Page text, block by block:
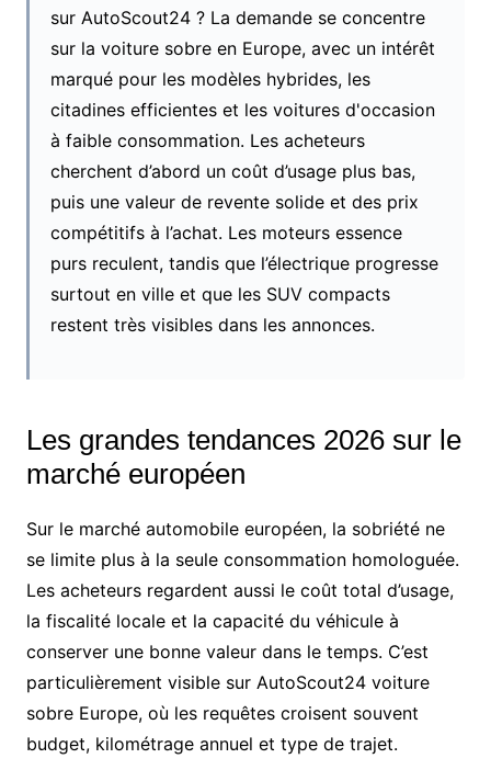
sur AutoScout24 ? La demande se concentre
sur la voiture sobre en Europe, avec un intérêt
marqué pour les modèles hybrides, les
citadines efficientes et les voitures d'occasion
à faible consommation. Les acheteurs
cherchent d’abord un coût d’usage plus bas,
puis une valeur de revente solide et des prix
compétitifs à l’achat. Les moteurs essence
purs reculent, tandis que l’électrique progresse
surtout en ville et que les SUV compacts
restent très visibles dans les annonces.
Les grandes tendances 2026 sur le
marché européen
Sur le marché automobile européen, la sobriété ne
se limite plus à la seule consommation homologuée.
Les acheteurs regardent aussi le coût total d’usage,
la fiscalité locale et la capacité du véhicule à
conserver une bonne valeur dans le temps. C’est
particulièrement visible sur AutoScout24 voiture
sobre Europe, où les requêtes croisent souvent
budget, kilométrage annuel et type de trajet.